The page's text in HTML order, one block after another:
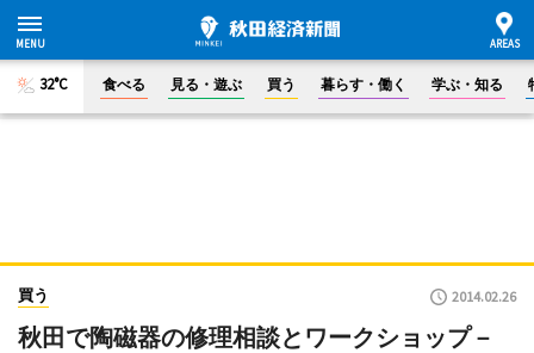
32°C 食べる 見る・遊ぶ 買う 暮らす・働く 学ぶ・知る
買う 2014.02.26
秋田で陶磁器の修理相談とワークショップ－